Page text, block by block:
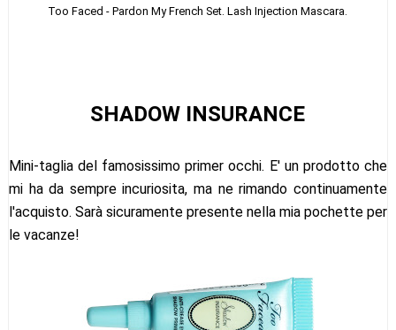
Too Faced - Pardon My French Set. Lash Injection Mascara.
SHADOW INSURANCE
Mini-taglia del famosissimo primer occhi. E' un prodotto che
mi ha da sempre incuriosita, ma ne rimando continuamente
l'acquisto. Sarà sicuramente presente nella mia pochette per
le vacanze!